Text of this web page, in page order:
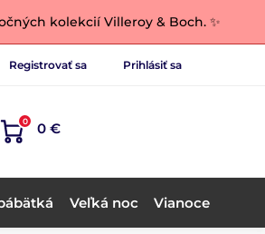
kolekcií Villeroy & Boch. ✨
Registrovať sa Prihlásiť sa
0 0 €
Veľká noc Vianoce